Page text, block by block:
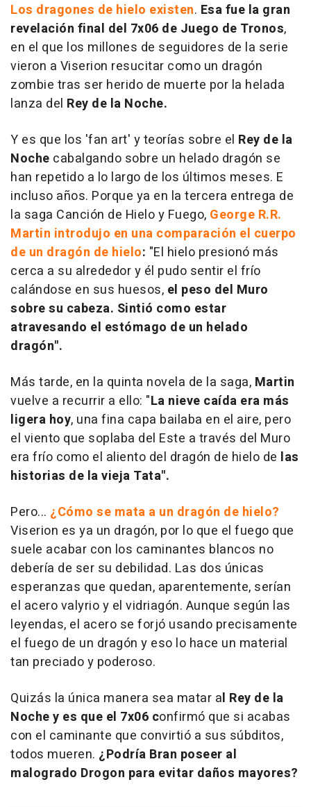
Los dragones de hielo existen. Esa fue la gran
revelación final del 7x06 de Juego de Tronos,
en el que los millones de seguidores de la serie
vieron a Viserion resucitar como un dragón
zombie tras ser herido de muerte por la helada
lanza del Rey de la Noche.
Y es que los 'fan art' y teorías sobre el Rey de la
Noche cabalgando sobre un helado dragón se
han repetido a lo largo de los últimos meses. E
incluso años. Porque ya en la tercera entrega de
la saga Canción de Hielo y Fuego, George R.R.
Martin introdujo en una comparación el cuerpo
de un dragón de hielo: "El hielo presionó más
cerca a su alrededor y él pudo sentir el frío
calándose en sus huesos, el peso del Muro
sobre su cabeza. Sintió como estar
atravesando el estómago de un helado
dragón".
Más tarde, en la quinta novela de la saga, Martin
vuelve a recurrir a ello: "La nieve caída era más
ligera hoy, una fina capa bailaba en el aire, pero
el viento que soplaba del Este a través del Muro
era frío como el aliento del dragón de hielo de las
historias de la vieja Tata".
Pero... ¿Cómo se mata a un dragón de hielo?
Viserion es ya un dragón, por lo que el fuego que
suele acabar con los caminantes blancos no
debería de ser su debilidad. Las dos únicas
esperanzas que quedan, aparentemente, serían
el acero valyrio y el vidriagón. Aunque según las
leyendas, el acero se forjó usando precisamente
el fuego de un dragón y eso lo hace un material
tan preciado y poderoso.
Quizás la única manera sea matar al Rey de la
Noche y es que el 7x06 confirmó que si acabas
con el caminante que convirtió a sus súbditos,
todos mueren. ¿Podría Bran poseer al
malogrado Drogon para evitar daños mayores?